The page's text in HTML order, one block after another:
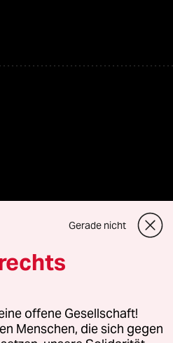
GmbH
Fragen oder für Genehmigungen
Gerade nicht
offene Gesellschaft!
Menschen, die sich gegen